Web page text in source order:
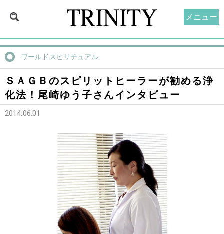
ワールドスピリチュアル
ＳＡＧＢのスピリットヒーラーが勧める浄
化法！尾崎ゆう子さんインタビュー
2014.06.01
メニュー